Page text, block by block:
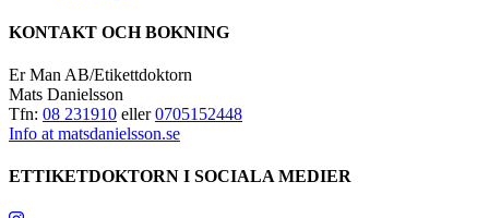
KONTAKT OCH BOKNING
Er Man AB/Etikettdoktorn
Mats Danielsson
Tfn: 08 231910 eller0705152448
Info at matsdanielsson.se
ETTIKETDOKTORN I SOCIALA MEDIER